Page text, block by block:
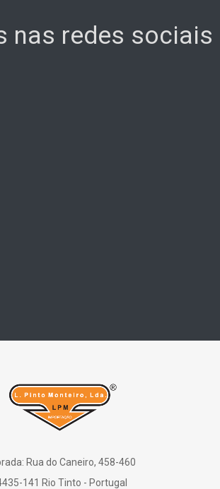
nas redes sociais
Rua do Caneiro, 458-460
141 Rio Tinto - Portugal